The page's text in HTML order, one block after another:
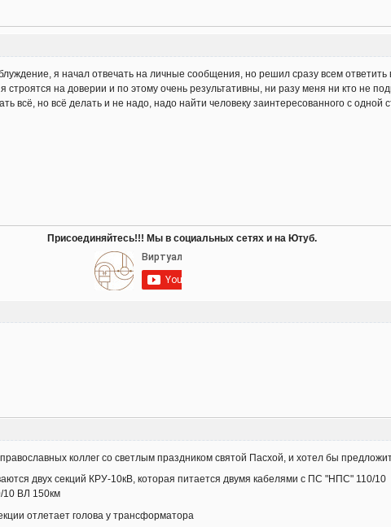
я начал отвечать на личные сообщения, но решил сразу всем
на доверии и по этому очень результативны, ни разу меня ни кто не
всё, но всё делать и не надо, надо найти человеку заинтересованного с одной
Присоединяйтесь!!! Мы в социальных сетях и на Ютуб.
коллег со светлым праздником святой Пасхой, и хотел бы
двух секций КРУ-10кВ, которая питается двумя кабелями с ПС "НПС" 110/10
10 ВЛ 150км
отлетает голова у трансформатора